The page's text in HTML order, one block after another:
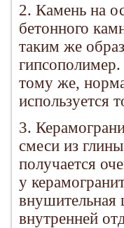
2. Камень на
бетонного
таким же
тому же,
используется
3.
смеси из
получается
у
внушительная
внутренней